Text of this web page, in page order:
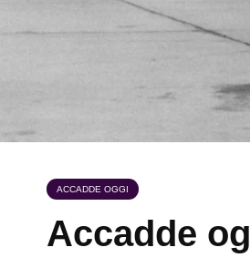
ACCADDE OGGI
Accadde